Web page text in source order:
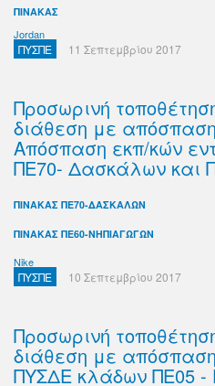
ΠΙΝΑΚΑΣ
Jordan
ΠΥΣΠΕ 11 Σεπτεμβρίου 2017
Προσωρινή
διάθεση με
Απόσπαση εκπ/κών
ΠΕ70- Δασκάλων και
ΠΙΝΑΚΑΣ ΠΕ70-ΔΑΣΚΑΛΩΝ
ΠΙΝΑΚΑΣ ΠΕ60-ΝΗΠΙΑΓΩΓΩΝ
Nike
ΠΥΣΠΕ 10 Σεπτεμβρίου 2017
Προσωρινή
διάθεση με
ΠΥΣΔΕ κλάδων ΠΕ05